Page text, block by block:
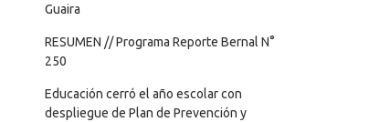
Guaira
RESUMEN // Programa Reporte Bernal N°
250
Educación cerró el año escolar con
despliegue de Plan de Prevención y